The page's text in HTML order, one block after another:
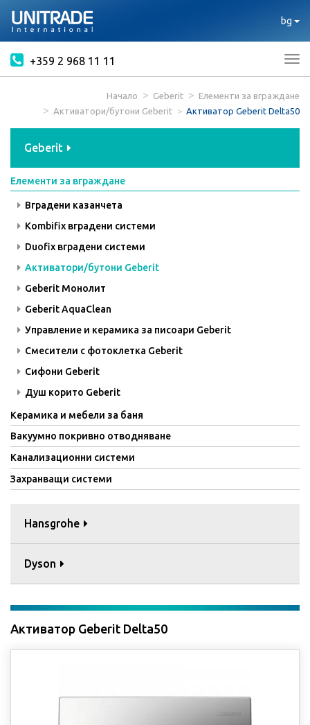
bg
+359 2 968 11 11
Начало Geberit
Елементи за вграждане
Активатори/бутони Geberit
Активатор Geberit Delta50
Geberit
Елементи за вграждане
Вградени казанчета
Kombifix вградени системи
Duofix вградени системи
Активатори/бутони Geberit
Geberit Монолит
Geberit AquaClean
Управление и керамика за писоари Geberit
Смесители с фотоклетка Geberit
Сифони Geberit
Душ корито Geberit
Керамика и мебели за баня
Вакуумно покривно отводняване
Канализационни системи
Захранващи системи
Hansgrohe
Dyson
Активатор Geberit Delta50